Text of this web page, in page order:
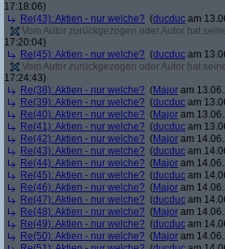
17:18:06)
Re(43): Aktien - nur welche? (ducduc am
Vom Autor zurückgezogen oder Autor hat
17:20:04)
Re(45): Aktien - nur welche? (ducduc am
Vom Autor zurückgezogen oder Autor hat
17:24:43)
Re(38): Aktien - nur welche? (Major am
Re(39): Aktien - nur welche? (ducduc am
Re(40): Aktien - nur welche? (Major am
Re(41): Aktien - nur welche? (ducduc am
Re(42): Aktien - nur welche? (Major am
Re(43): Aktien - nur welche? (ducduc am
Re(44): Aktien - nur welche? (Major am
Re(45): Aktien - nur welche? (ducduc am
Re(46): Aktien - nur welche? (Major am
Re(47): Aktien - nur welche? (ducduc am
Re(48): Aktien - nur welche? (Major am
Re(49): Aktien - nur welche? (ducduc am
Re(50): Aktien - nur welche? (Major am